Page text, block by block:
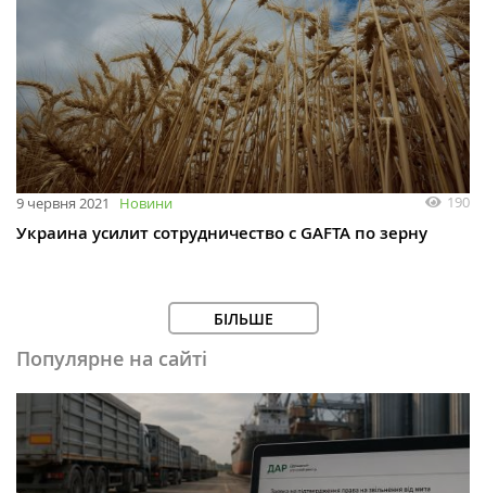
9 червня 2021 Новини 190
Украина усилит сотрудничество с GAFTA по зерну
БІЛЬШЕ
Популярне на сайті